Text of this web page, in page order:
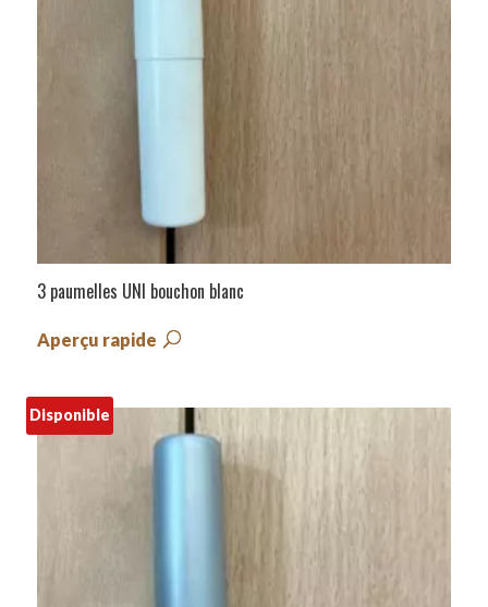
3 paumelles UNI bouchon blanc
Aperçu rapide
Disponible